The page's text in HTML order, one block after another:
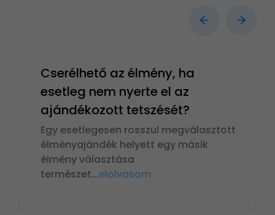
Cserélhető az élmény, ha
esetleg nem nyerte el az
ajándékozott tetszését?
Egy esetlegesen rosszul megválasztott
élményajándék helyett egy másik
élmény választása
természet...elolvasom